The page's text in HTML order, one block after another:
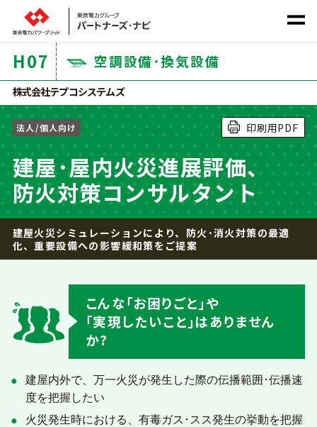
社会課題から探す
サービス カテゴリ から探す
ホーム
商材一覧
地域のお困りごとを解決します
H07 空調設備･換気設備
株式会社テプコシステムズ
法人/個人向け 印刷用PDF
建屋･屋内火災進展評価、
防火対策コンサルタント
建屋火災シミュレーションにより、防火･消火対策の最適
化、重要設備への影響緩和策をご提案
こんな｢お困りごと｣や
｢実現したいこと｣はありません
か?
建屋内外で、万一火災が発生した際の伝播範囲･伝播速
度を把握したい
火災発生時における、有毒ガス･スス発生の挙動を把握